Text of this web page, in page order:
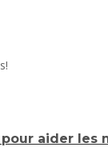
aider les